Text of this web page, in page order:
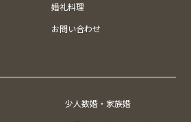
婚礼料理
お問い合わせ
少人数婚・家族婚